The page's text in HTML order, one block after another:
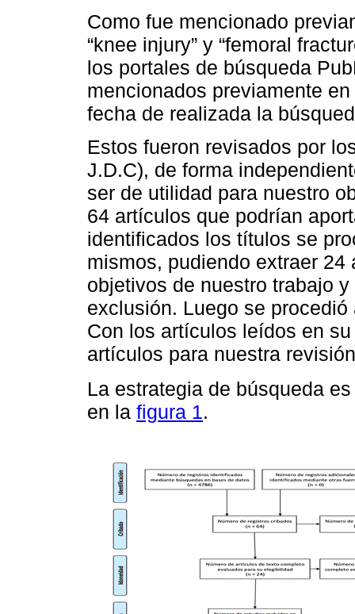
Como fue mencionado
“knee injury” y “femoral
los portales de búsqueda
mencionados previamente
fecha de realizada la
Estos fueron revisados por
J.D.C), de forma
ser de utilidad para nuestro
64 artículos que podrían
identificados los títulos se
mismos, pudiendo extraer
objetivos de nuestro trabajo
exclusión. Luego se
Con los artículos leídos en
artículos para nuestra
La estrategia de búsqueda
en la figura 1.